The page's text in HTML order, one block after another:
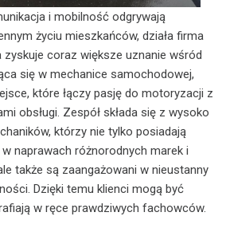
i mobilność odgrywają
życiu mieszkańców, działa firma
zyskuje coraz większe uznanie wśród
się w mechanice samochodowej,
które łączy pasję do motoryzacji z
obsługi. Zespół składa się z wysoko
którzy nie tylko posiadają
naprawach różnorodnych marek i
także są zaangażowani w nieustanny
Dzięki temu klienci mogą być
w ręce prawdziwych fachowców.